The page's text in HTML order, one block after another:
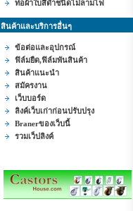
ท่อผ้าใบสีดำชนิดไม่ลามไฟ
สินค้าและบริการอื่นๆ
ข้อต่อและอุปกรณ์
ฟิล์มยืด,ฟิล์มพันสินค้า
สินค้าแนะนำ
สมัครงาน
เว็บบอร์ด
ลิงค์เว็บเก่าก่อนปรับปรุง
Branerของเว็บนี้
รวมเว็ปลิงค์